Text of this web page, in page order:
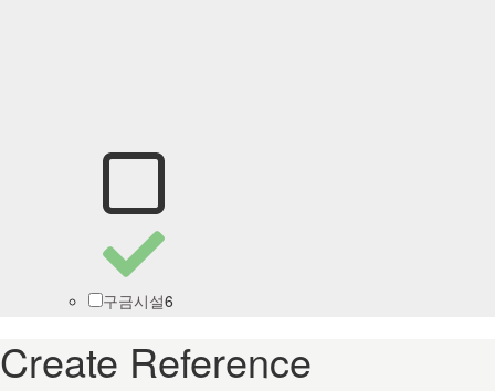
구금시설6
Create Reference